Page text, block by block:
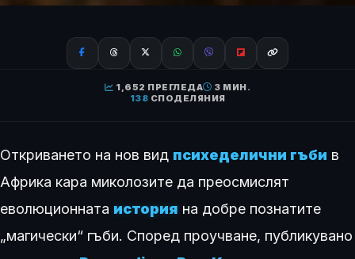
1,652 ПРЕГЛЕДА
3 МИН.
138 СПОДЕЛЯНИЯ
Откриването на нов вид психеделични гъби в
Африка кара миколозите да преосмислят
еволюционната история на добре познатите
„магически“ гъби. Според проучване, публикувано